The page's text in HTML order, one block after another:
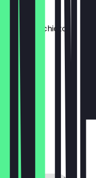
3,80 €
Latte Macchiato
3,90 €